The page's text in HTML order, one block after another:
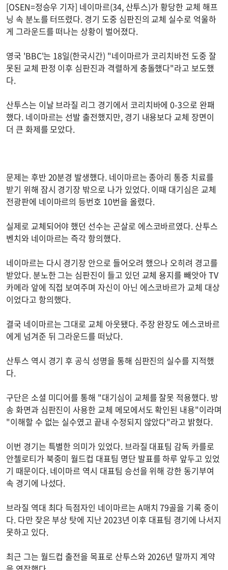
[OSEN=정승우 기자] 네이마르(34, 산투스)가 황당한 교체 해프
닝 속 분노를 터뜨렸다. 경기 도중 심판진의 교체 실수로 억울하
게 그라운드를 떠나는 상황이 벌어졌다.
영국 'BBC'는 18일(한국시간) "네이마르가 코리치바전 도중 잘
못된 교체 판정 이후 심판진과 격렬하게 충돌했다"라고 보도했
다.
산투스는 이날 브라질 리그 경기에서 코리치바에 0-3으로 완패
했다. 네이마르는 선발 출전했지만, 경기 내용보다 교체 장면이
더 큰 화제를 모았다.
문제는 후반 20분경 발생했다. 네이마르는 종아리 통증 치료를
받기 위해 잠시 경기장 밖으로 나가 있었다. 이때 대기심은 교체
전광판에 네이마르의 등번호 10번을 올렸다.
실제로 교체되어야 했던 선수는 곤살로 에스코바르였다. 산투스
벤치와 네이마르는 즉각 항의했다.
네이마르는 다시 경기장 안으로 들어오려 했으나 오히려 경고를
받았다. 분노한 그는 심판진이 들고 있던 교체 용지를 빼앗아 TV
카메라 앞에 직접 보여주며 자신이 아닌 에스코바르가 교체 대상
이었다고 항의했다.
결국 네이마르는 그대로 교체 아웃됐다. 주장 완장도 에스코바르
에게 넘겨준 뒤 그라운드를 떠났다.
산투스 역시 경기 후 공식 성명을 통해 심판진의 실수를 지적했
다.
구단은 소셜 미디어를 통해 "대기심이 교체를 잘못 적용했다. 방
송 화면과 심판진이 사용한 교체 메모에서도 확인된 내용"이라며
"이해할 수 없는 실수였고 끝내 수정되지 않았다"라고 밝혔다.
이번 경기는 특별한 의미가 있었다. 브라질 대표팀 감독 카를로
안첼로티가 북중미 월드컵 대표팀 명단 발표를 하루 앞두고 있었
기 때문이다. 네이마르 역시 대표팀 승선을 위해 강한 동기부여
속 경기에 나섰다.
브라질 역대 최다 득점자인 네이마르는 A매치 79골을 기록 중이
다. 다만 잦은 부상 탓에 지난 2023년 이후 대표팀 경기에 나서지
못하고 있다.
최근 그는 월드컵 출전을 목표로 산투스와 2026년 말까지 계약